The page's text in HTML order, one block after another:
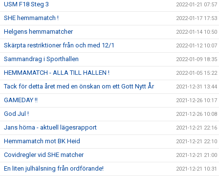
USM F18 Steg 3 2022-01-21 07:57
SHE hemmamatch ! 2022-01-17 17:53
Helgens hemmamatcher 2022-01-14 10:50
Skärpta restriktioner från och med 12/1 2022-01-12 10:07
Sammandrag i Sporthallen 2022-01-09 18:35
HEMMAMATCH - ALLA TILL HALLEN ! 2022-01-05 15:22
Tack för detta året med en önskan om ett Gott Nytt År 2021-12-31 13:44
GAMEDAY !! 2021-12-26 10:17
God Jul ! 2021-12-26 10:08
Jans hörna - aktuell lägesrapport 2021-12-21 22:16
Hemmamatch mot BK Heid 2021-12-21 22:10
Covidregler vid SHE matcher 2021-12-21 21:00
En liten julhälsning från ordförande! 2021-12-21 10:31